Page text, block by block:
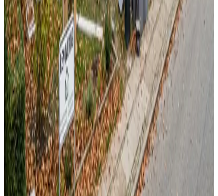
Landsdækkende service
Bestil uforpligtende rådgivningRing 70 60 30 04